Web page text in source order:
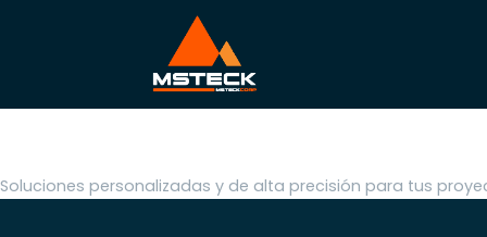
Soluciones personalizadas y de alta precisión para tus